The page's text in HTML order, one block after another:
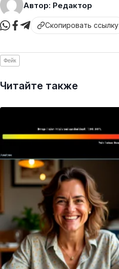
Автор: Редактор
Скопировать ссылку
Фейк
Читайте также